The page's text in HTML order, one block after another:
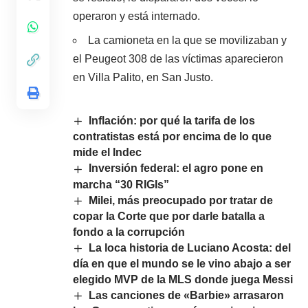
operaron y está internado.
La camioneta en la que se movilizaban y
el Peugeot 308 de las víctimas aparecieron
en Villa Palito, en San Justo.
Inflación: por qué la tarifa de los
contratistas está por encima de lo que
mide el Indec
Inversión federal: el agro pone en
marcha “30 RIGIs”
Milei, más preocupado por tratar de
copar la Corte que por darle batalla a
fondo a la corrupción
La loca historia de Luciano Acosta: del
día en que el mundo se le vino abajo a ser
elegido MVP de la MLS donde juega Messi
Las canciones de «Barbie» arrasaron